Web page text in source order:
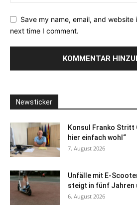
Save my name, email, and
next time I comment.
Newsticker
Konsul Franko Stritt
hier einfach wohl“
7. August 2026
Unfälle mit E-
steigt in fünf Jahren
6. August 2026